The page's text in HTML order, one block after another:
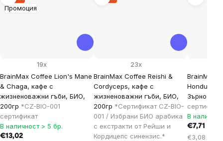
Промоция
BrainMax Coffee Lion's Mane
& Chaga, кафе с
жизненоважни гъби, БИО,
200гр *CZ-BIO-001
сертификат
19x
В наличност > 5 бр.
€13,02
BrainMax Coffee Reishi &
Cordyceps, кафе с
жизненоважни гъби, БИО,
200гр *Сертификат CZ-BIO-
001 / Избрани БИО арабика
с екстракти от Рейши и
Кордицепс синензис.*
23x
BrainMax
Honduras
Зърно
В
€7,71
Цена
€3,08 /